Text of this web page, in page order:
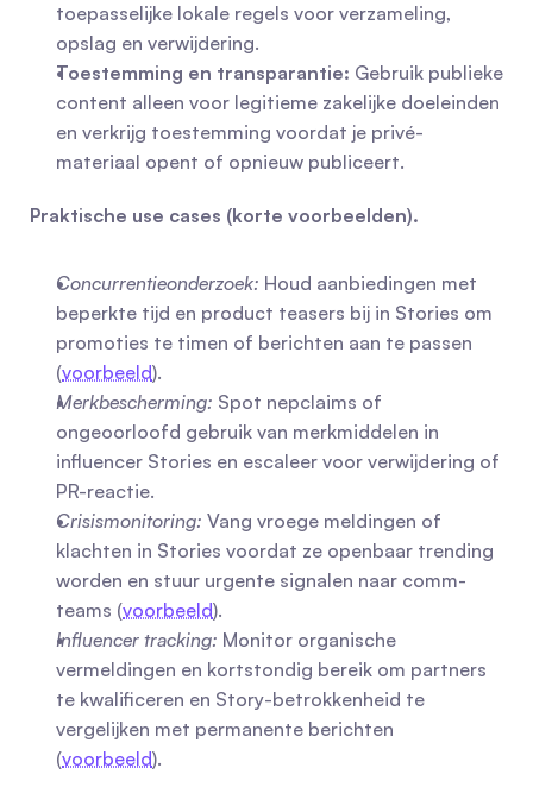
toepasselijke lokale regels voor verzameling,
opslag en verwijdering.
Toestemming en transparantie: Gebruik publieke
content alleen voor legitieme zakelijke doeleinden
en verkrijg toestemming voordat je privé-
materiaal opent of opnieuw publiceert.
Praktische use cases (korte voorbeelden).
Concurrentieonderzoek: Houd aanbiedingen met
beperkte tijd en product teasers bij in Stories om
promoties te timen of berichten aan te passen
(voorbeeld).
Merkbescherming: Spot nepclaims of
ongeoorloofd gebruik van merkmiddelen in
influencer Stories en escaleer voor verwijdering of
PR-reactie.
Crisismonitoring: Vang vroege meldingen of
klachten in Stories voordat ze openbaar trending
worden en stuur urgente signalen naar comm-
teams (voorbeeld).
Influencer tracking: Monitor organische
vermeldingen en kortstondig bereik om partners
te kwalificeren en Story-betrokkenheid te
vergelijken met permanente berichten
(voorbeeld).